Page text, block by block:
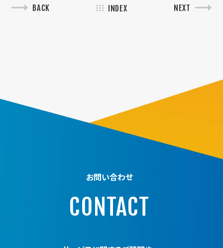
BACK INDEX NEXT
お問い合わせ
CONTACT